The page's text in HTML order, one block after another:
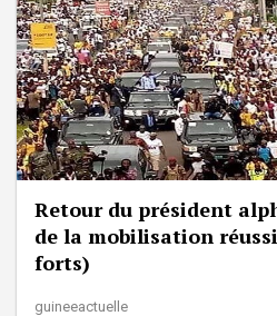
Retour du président
de la mobilisation
forts)
guineeactuelle